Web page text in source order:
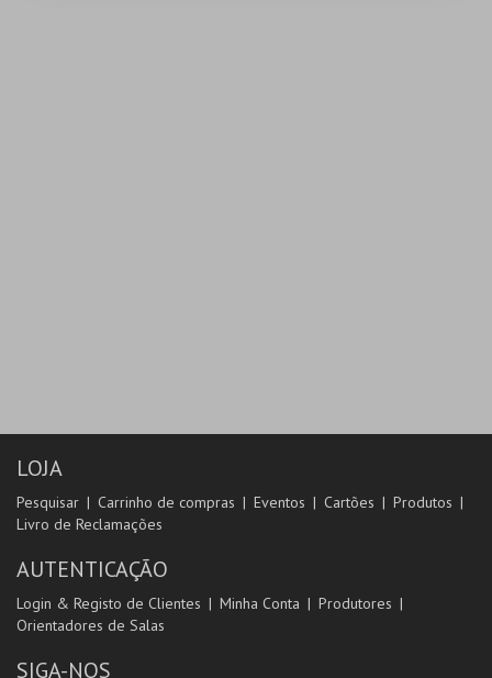
LOJA
Pesquisar Carrinho de compras Eventos Cartões
Produtos
Livro de Reclamações
AUTENTICAÇÃO
Login & Registo de Clientes Minha Conta
Produtores
Orientadores de Salas
SIGA-NOS